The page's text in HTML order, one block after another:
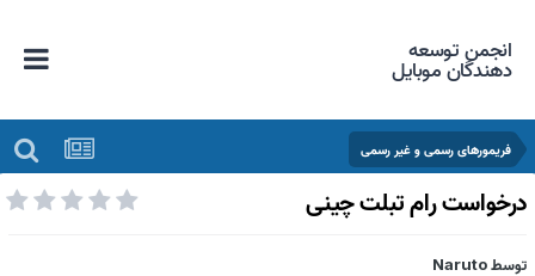
انجمن توسعه
دهندگان موبایل
فریمورهای رسمی و غیر رسمی
رام تبلت چینی
Naruto